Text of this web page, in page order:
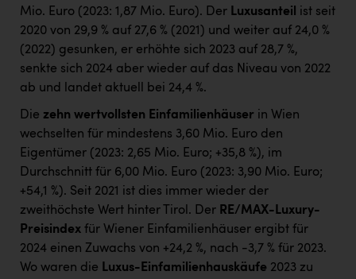
Mio. Euro (2023: 1,87 Mio. Euro). Der Luxusanteil
ist seit
2020 von 29,9 % auf 27,6 % (2021) und weiter auf 24,0 %
(2022) gesunken, er erhöhte sich 2023 auf 28,7 %,
senkte sich 2024 aber wieder auf das Niveau von 2022
ab und landet aktuell bei 24,4 %.
Die zehn wertvollsten Einfamilienhäuser in Wien
wechselten für mindestens 3,60 Mio. Euro den
Eigentümer (2023: 2,65 Mio. Euro; +35,8 %), im
Durchschnitt für 6,00 Mio. Euro (2023: 3,90 Mio. Euro;
+54,1 %). Seit 2021 ist dies immer wieder der
zweithöchste Wert hinter Tirol. Der RE/MAX-Luxury-
Preisindex für Wiener Einfamilienhäuser ergibt für
2024 einen Zuwachs von +24,2 %, nach -3,7 % für 2023.
Wo waren die Luxus-Einfamilienhauskäufe 2023 zu